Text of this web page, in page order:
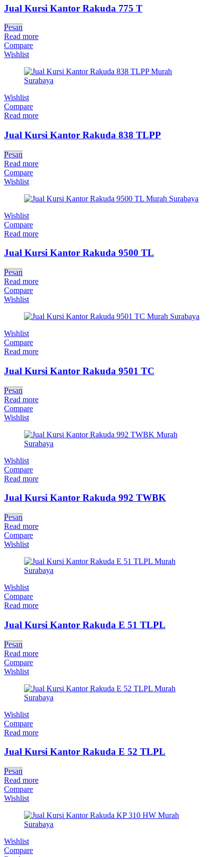
Jual Kursi Kantor Rakuda 775 T
Pesan
Read more
Compare
Wishlist
Wishlist
Compare
Read more
Jual Kursi Kantor Rakuda 838 TLPP
Pesan
Read more
Compare
Wishlist
Wishlist
Compare
Read more
Jual Kursi Kantor Rakuda 9500 TL
Pesan
Read more
Compare
Wishlist
Wishlist
Compare
Read more
Jual Kursi Kantor Rakuda 9501 TC
Pesan
Read more
Compare
Wishlist
Wishlist
Compare
Read more
Jual Kursi Kantor Rakuda 992 TWBK
Pesan
Read more
Compare
Wishlist
Wishlist
Compare
Read more
Jual Kursi Kantor Rakuda E 51 TLPL
Pesan
Read more
Compare
Wishlist
Wishlist
Compare
Read more
Jual Kursi Kantor Rakuda E 52 TLPL
Pesan
Read more
Compare
Wishlist
Wishlist
Compare